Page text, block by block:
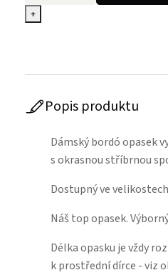
+
Popis produktu
Dámský bordó opasek
s okrasnou stříbrnou
Dostupný ve
Náš top opasek.
Délka opasku je vždy
k prostřední dírce - viz